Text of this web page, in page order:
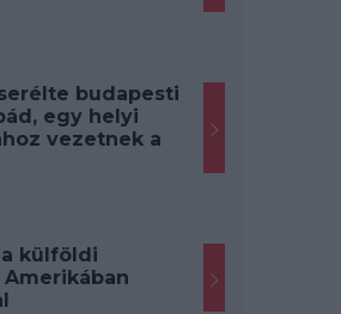
budapesti
egy helyi
vezetnek a
külföldi